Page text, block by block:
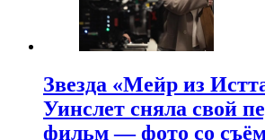
Звезда «Мейр из
Уинслет сняла свой
фильм — фото со